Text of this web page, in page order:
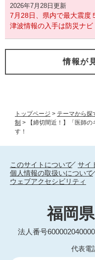
トップページ > テーマから探
制 >
【締切間近！】「医師
す！
2026年7月28日更新
7月28日、県内で最大震度
津波情報の入手は防災ナビ
情報が
このサイトについて
サイ
個人情報の取扱いについて
ウェブアクセシビリティ
福岡
法人番号
代表電